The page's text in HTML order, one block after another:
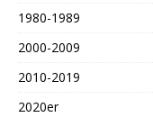
1980-1989
2000-2009
2010-2019
2020er